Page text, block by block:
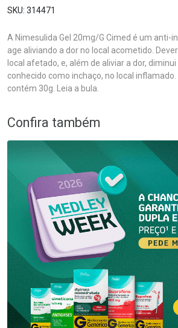
314471
A Nimesulida Gel 20mg/G Cimed é um anti-
age aliviando a dor no local acometido.
local afetado, e, além de aliviar a dor,
conhecido como inchaço, no local
contém 30g. Leia a bula.
Confira também